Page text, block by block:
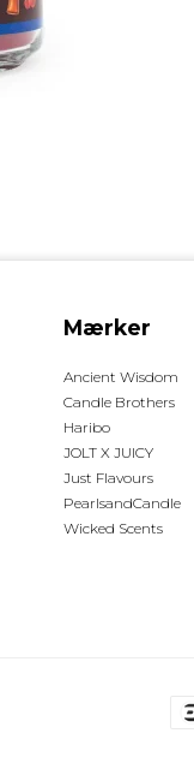
Mærker
Ancient Wisdom
Candle Brothers
Haribo
JOLT X JUICY
Just Flavours
PearlsandCandle
Wicked Scents